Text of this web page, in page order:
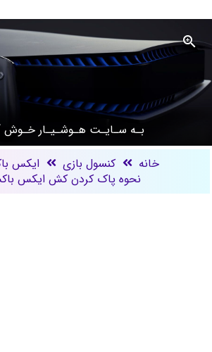
بـه سـایـت هـوشـیـار خـوش
خانه
کنسول بازی
ایکس
نحوه پاک کردن کش ایکس